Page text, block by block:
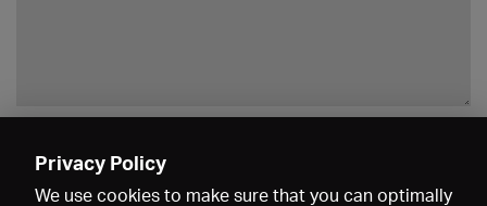
Privacy Policy
We use cookies to make sure that you can optimally